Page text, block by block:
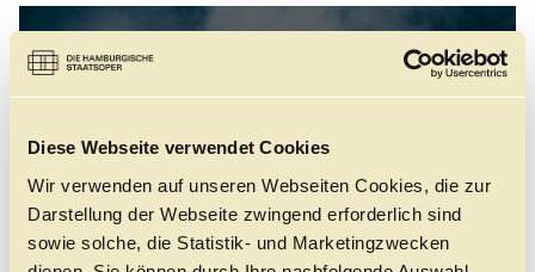
Diese Webseite verwendet Cookies
Wir verwenden auf unseren Webseiten Cookies, die zur
Darstellung der Webseite zwingend erforderlich sind
sowie solche, die Statistik- und Marketingzwecken
Bitteakzeptieren Sie Marketing-Cookies, um das Video
anzuschauen.